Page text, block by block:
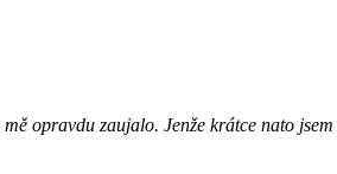
opravdu zaujalo. Jenže krátce nato